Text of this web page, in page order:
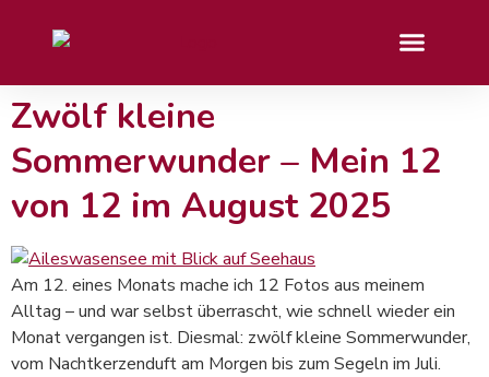
Zwölf kleine
Sommerwunder – Mein 12
von 12 im August 2025
Am 12. eines Monats mache ich 12 Fotos aus meinem
Alltag – und war selbst überrascht, wie schnell wieder ein
Monat vergangen ist. Diesmal: zwölf kleine Sommerwunder,
vom Nachtkerzenduft am Morgen bis zum Segeln im Juli.